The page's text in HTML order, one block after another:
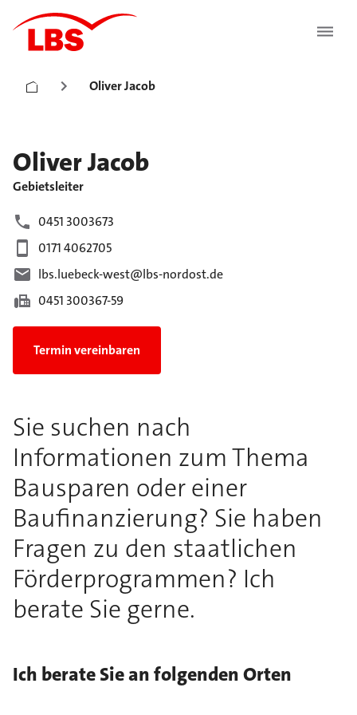
Oliver Jacob
OliverJacob
Gebietsleiter
0451 3003673
0171 4062705
lbs.luebeck-west@lbs-nordost.de
0451 300367-59
Termin vereinbaren
Sie suchen nach
Informationen zum Thema
Bausparen oder einer
Baufinanzierung? Sie haben
Fragen zu den staatlichen
Förderprogrammen? Ich
berate Sie gerne.
Ich berate Sie an folgenden Orten